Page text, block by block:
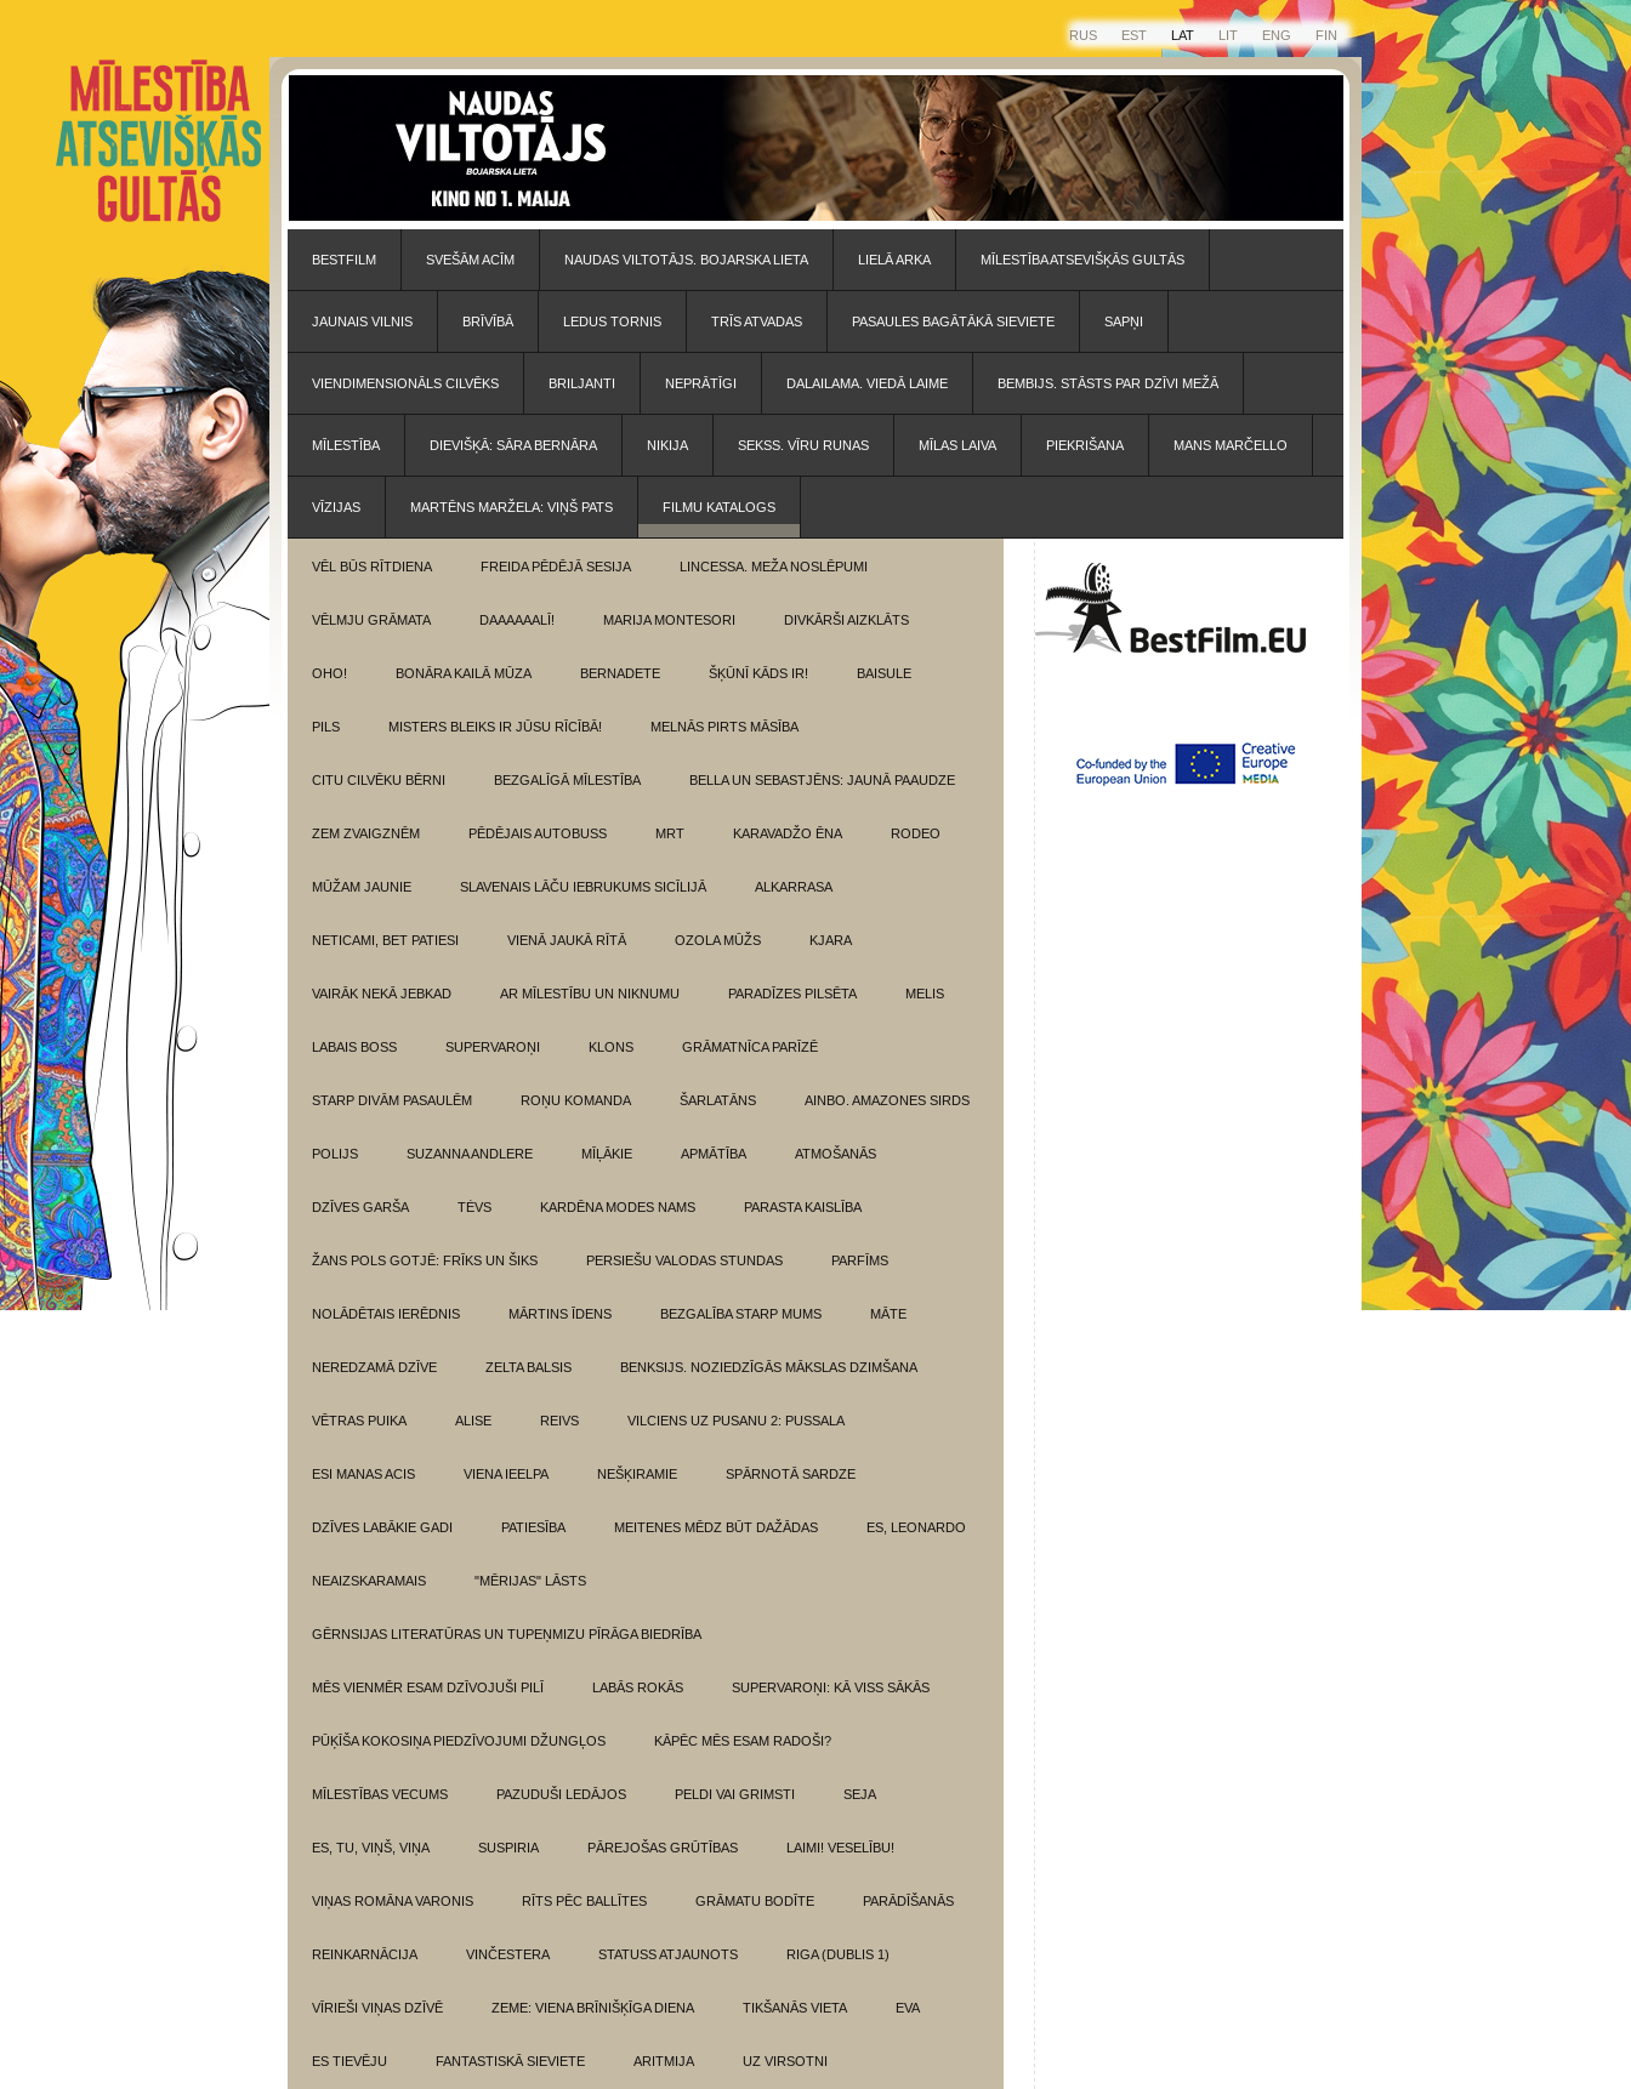
RUS EST LAT LIT ENG FIN
BESTFILM SVEŠĀM ACĪM NAUDAS VILTOTĀJS. BOJARSKA LIETA LIELĀ ARKA MĪLESTĪBA ATSEVIŠĶĀS GULTĀS
JAUNAIS VILNIS BRĪVĪBĀ LEDUS TORNIS TRĪS ATVADAS PASAULES BAGĀTĀKĀ SIEVIETE SAPŅI
VIENDIMENSIONĀLS CILVĒKS BRILJANTI NEPRĀTĪGI DALAILAMA. VIEDĀ LAIME BEMBIJS. STĀSTS PAR DZĪVI MEŽĀ
MĪLESTĪBA DIEVIŠĶĀ: SĀRA BERNĀRA NIKIJA SEKSS. VĪRU RUNAS MĪLAS LAIVA PIEKRIŠANA MANS MARČELLO
VĪZIJAS MARTĒNS MARŽELA: VIŅŠ PATS FILMU KATALOGS
VĒL BŪS RĪTDIENA FREIDA PĒDĒJĀ SESIJA LINCESSA. MEŽA NOSLĒPUMI
VĒLMJU GRĀMATA DAAAAAALĪ! MARIJA MONTESORI DIVKĀRŠI AIZKLĀTS
OHO! BONĀRA KAILĀ MŪZA BERNADETE ŠĶŪNĪ KĀDS IR! BAISULE
PILS MISTERS BLEIKS IR JŪSU RĪCĪBĀ! MELNĀS PIRTS MĀSĪBA
CITU CILVĒKU BĒRNI BEZGALĪGĀ MĪLESTĪBA BELLA UN SEBASTJĒNS: JAUNĀ PAAUDZE
ZEM ZVAIGZNĒM PĒDĒJAIS AUTOBUSS MRT KARAVADŽO ĒNA RODEO
MŪŽAM JAUNIE SLAVENAIS LĀČU IEBRUKUMS SICĪLIJĀ ALKARRASA
NETICAMI, BET PATIESI VIENĀ JAUKĀ RĪTĀ OZOLA MŪŽS KJARA
VAIRĀK NEKĀ JEBKAD AR MĪLESTĪBU UN NIKNUMU PARADĪZES PILSĒTA MELIS
LABAIS BOSS SUPERVAROŅI KLONS GRĀMATNĪCA PARĪZĒ
STARP DIVĀM PASAULĒM ROŅU KOMANDA ŠARLATĀNS AINBO. AMAZONES SIRDS
POLIJS SUZANNA ANDLERE MĪĻĀKIE APMĀTĪBA ATMOŠANĀS
DZĪVES GARŠA TĖVS KARDĒNA MODES NAMS PARASTA KAISLĪBA
ŽANS POLS GOTJĒ: FRĪKS UN ŠIKS PERSIEŠU VALODAS STUNDAS PARFĪMS
NOLĀDĒTAIS IERĒDNIS MĀRTINS ĪDENS BEZGALĪBA STARP MUMS MĀTE
NEREDZAMĀ DZĪVE ZELTA BALSIS BENKSIJS. NOZIEDZĪGĀS MĀKSLAS DZIMŠANA
VĒTRAS PUIKA ALISE REIVS VILCIENS UZ PUSANU 2: PUSSALA
ESI MANAS ACIS VIENA IEELPA NEŠĶIRAMIE SPĀRNOTĀ SARDZE
DZĪVES LABĀKIE GADI PATIESĪBA MEITENES MĒDZ BŪT DAŽĀDAS ES, LEONARDO
NEAIZSKARAMAIS "MĒRIJAS" LĀSTS
GĒRNSIJAS LITERATŪRAS UN TUPEŅMIZU PĪRĀGA BIEDRĪBA
MĒS VIENMĒR ESAM DZĪVOJUŠI PILĪ LABĀS ROKĀS SUPERVAROŅI: KĀ VISS SĀKĀS
PŪĶĪŠA KOKOSIŅA PIEDZĪVOJUMI DŽUNGĻOS KĀPĒC MĒS ESAM RADOŠI?
MĪLESTĪBAS VECUMS PAZUDUŠI LEDĀJOS PELDI VAI GRIMSTI SEJA
ES, TU, VIŅŠ, VIŅA SUSPIRIA PĀREJOŠAS GRŪTĪBAS LAIMI! VESELĪBU!
VIŅAS ROMĀNA VARONIS RĪTS PĒC BALLĪTES GRĀMATU BODĪTE PARĀDĪŠANĀS
REINKARNĀCIJA VINČESTERA STATUSS ATJAUNOTS RIGA (DUBLIS 1)
VĪRIEŠI VIŅAS DZĪVĒ ZEME: VIENA BRĪNIŠĶĪGA DIENA TIKŠANĀS VIETA EVA
ES TIEVĒJU FANTASTISKĀ SIEVIETE ARITMIJA UZ VIRSOTNI